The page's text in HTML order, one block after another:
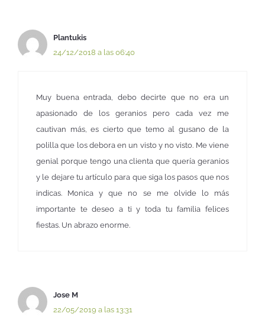
Plantukis
24/12/2018 a las 06:40
Muy buena entrada, debo decirte que no era un
apasionado de los geranios pero cada vez me
cautivan más, es cierto que temo al gusano de la
polilla que los debora en un visto y no visto. Me viene
genial porque tengo una clienta que quería geranios
y le dejare tu artículo para que siga los pasos que nos
indicas. Monica y que no se me olvide lo más
importante te deseo a ti y toda tu familia felices
fiestas. Un abrazo enorme.
Jose M
22/05/2019 a las 13:31